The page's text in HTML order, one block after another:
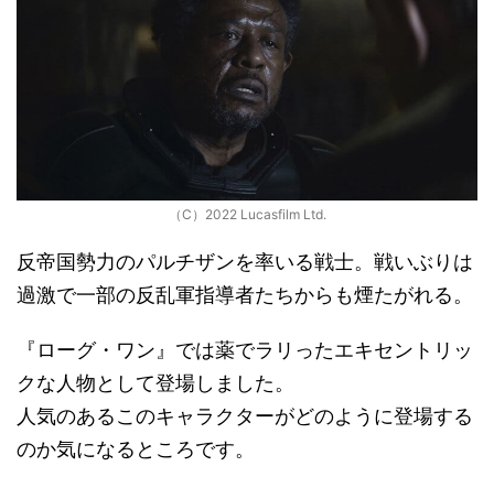
（C）2022 Lucasfilm Ltd.
反帝国勢力のパルチザンを率いる戦士。戦いぶりは
過激で一部の反乱軍指導者たちからも煙たがれる。
『ローグ・ワン』では薬でラリったエキセントリッ
クな人物として登場しました。
人気のあるこのキャラクターがどのように登場する
のか気になるところです。